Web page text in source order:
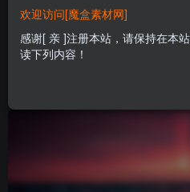
欢迎访问[魔盒素材网]
感谢[ 亲 ]注册本站，请保持在本
读下列内容！